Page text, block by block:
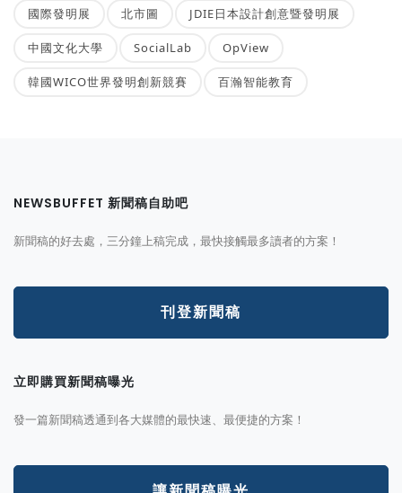
國際發明展 北市圖 JDIE日本設計創意暨發明展
中國文化大學 SocialLab OpView
韓國WICO世界發明創新競賽 百瀚智能教育
NEWSBUFFET 新聞稿自助吧
新聞稿的好去處，三分鐘上稿完成，最快接觸最多讀者的方案！
刊登新聞稿
立即購買新聞稿曝光
發一篇新聞稿透通到各大媒體的最快速、最便捷的方案！